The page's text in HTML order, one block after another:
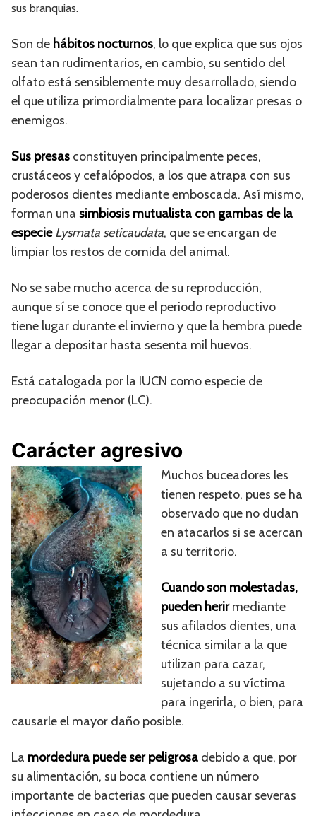
sus branquias.
Son de hábitos nocturnos, lo que explica que sus ojos
sean tan rudimentarios, en cambio, su sentido del
olfato está sensiblemente muy desarrollado, siendo
el que utiliza primordialmente para localizar presas o
enemigos.
Sus presas constituyen principalmente peces,
crustáceos y cefalópodos, a los que atrapa con sus
poderosos dientes mediante emboscada. Así mismo,
forman una simbiosis mutualista con gambas de la
especie Lysmata seticaudata, que se encargan de
limpiar los restos de comida del animal.
No se sabe mucho acerca de su reproducción,
aunque sí se conoce que el periodo reproductivo
tiene lugar durante el invierno y que la hembra puede
llegar a depositar hasta sesenta mil huevos.
Está catalogada por la IUCN como especie de
preocupación menor (LC).
Carácter agresivo
Muchos buceadores les
tienen respeto, pues se ha
observado que no dudan
en atacarlos si se acercan
a su territorio.
Cuando son molestadas,
pueden herirmediante
sus afilados dientes, una
técnica similar a la que
utilizan para cazar,
sujetando a su víctima
para ingerirla, o bien, para
causarle el mayor daño posible.
La mordedura puede ser peligrosa debido a que, por
su alimentación, su boca contiene un número
importante de bacterias que pueden causar severas